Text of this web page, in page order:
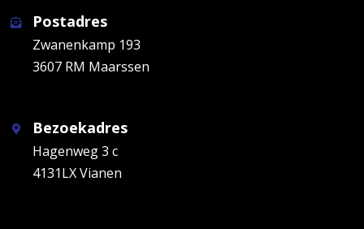
Postadres
Zwanenkamp 193
3607 RM Maarssen
Bezoekadres
Hagenweg 3 c
4131LX Vianen